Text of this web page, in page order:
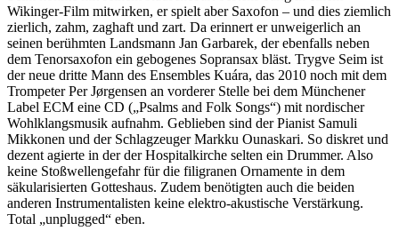
Wikinger-Film mitwirken, er spielt aber Saxofon – und dies ziemlich
zierlich, zahm, zaghaft und zart. Da erinnert er unweigerlich an
seinen berühmten Landsmann Jan Garbarek, der ebenfalls neben
dem Tenorsaxofon ein gebogenes Sopransax bläst. Trygve Seim ist
der neue dritte Mann des Ensembles Kuára, das 2010 noch mit dem
Trompeter Per Jørgensen an vorderer Stelle bei dem Münchener
Label ECM eine CD („Psalms and Folk Songs“) mit nordischer
Wohlklangsmusik aufnahm. Geblieben sind der Pianist Samuli
Mikkonen und der Schlagzeuger Markku Ounaskari. So diskret und
dezent agierte in der der Hospitalkirche selten ein Drummer. Also
keine Stoßwellengefahr für die filigranen Ornamente in dem
säkularisierten Gotteshaus. Zudem benötigten auch die beiden
anderen Instrumentalisten keine elektro-akustische Verstärkung.
Total „unplugged“ eben.